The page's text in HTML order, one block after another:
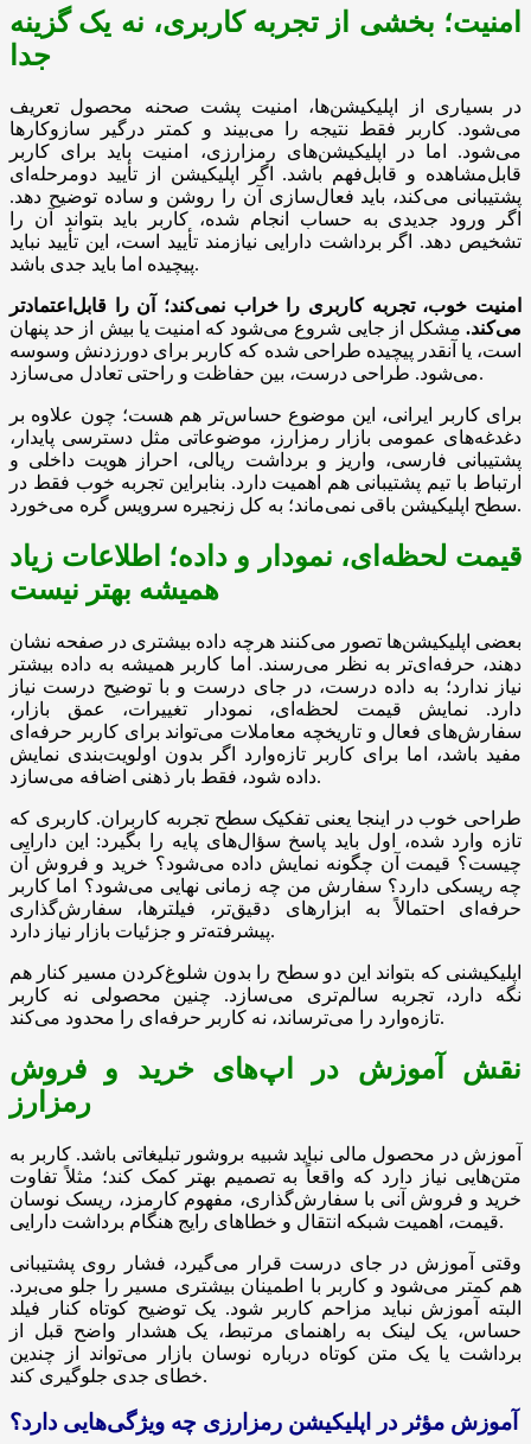
امنیت؛ بخشی از تجربه کاربری، نه یک گزینه
جدا
در بسیاری از اپلیکیشن‌ها، امنیت پشت صحنه محصول تعریف
می‌شود. کاربر فقط نتیجه را می‌بیند و کمتر درگیر سازوکارها
می‌شود. اما در اپلیکیشن‌های رمزارزی، امنیت باید برای کاربر
قابل‌مشاهده و قابل‌فهم باشد. اگر اپلیکیشن از تأیید دومرحله‌ای
پشتیبانی می‌کند، باید فعال‌سازی آن را روشن و ساده توضیح دهد.
اگر ورود جدیدی به حساب انجام شده، کاربر باید بتواند آن را
تشخیص دهد. اگر برداشت دارایی نیازمند تأیید است، این تأیید نباید
پیچیده اما باید جدی باشد.
امنیت خوب، تجربه کاربری را خراب نمی‌کند؛ آن را قابل‌اعتمادتر
می‌کند. مشکل از جایی شروع می‌شود که امنیت یا بیش از حد پنهان
است، یا آنقدر پیچیده طراحی شده که کاربر برای دورزدنش وسوسه
می‌شود. طراحی درست، بین حفاظت و راحتی تعادل می‌سازد.
برای کاربر ایرانی، این موضوع حساس‌تر هم هست؛ چون علاوه بر
دغدغه‌های عمومی بازار رمزارز، موضوعاتی مثل دسترسی پایدار،
پشتیبانی فارسی، واریز و برداشت ریالی، احراز هویت داخلی و
ارتباط با تیم پشتیبانی هم اهمیت دارد. بنابراین تجربه خوب فقط در
سطح اپلیکیشن باقی نمی‌ماند؛ به کل زنجیره سرویس گره می‌خورد.
قیمت لحظه‌ای، نمودار و داده؛ اطلاعات زیاد
همیشه بهتر نیست
بعضی اپلیکیشن‌ها تصور می‌کنند هرچه داده بیشتری در صفحه نشان
دهند، حرفه‌ای‌تر به نظر می‌رسند. اما کاربر همیشه به داده بیشتر
نیاز ندارد؛ به داده درست، در جای درست و با توضیح درست نیاز
دارد. نمایش قیمت لحظه‌ای، نمودار تغییرات، عمق بازار،
سفارش‌های فعال و تاریخچه معاملات می‌تواند برای کاربر حرفه‌ای
مفید باشد، اما برای کاربر تازه‌وارد اگر بدون اولویت‌بندی نمایش
داده شود، فقط بار ذهنی اضافه می‌سازد.
طراحی خوب در اینجا یعنی تفکیک سطح تجربه کاربران. کاربری که
تازه وارد شده، اول باید پاسخ سؤال‌های پایه را بگیرد: این دارایی
چیست؟ قیمت آن چگونه نمایش داده می‌شود؟ خرید و فروش آن
چه ریسکی دارد؟ سفارش من چه زمانی نهایی می‌شود؟ اما کاربر
حرفه‌ای احتمالاً به ابزارهای دقیق‌تر، فیلترها، سفارش‌گذاری
پیشرفته‌تر و جزئیات بازار نیاز دارد.
اپلیکیشنی که بتواند این دو سطح را بدون شلوغ‌کردن مسیر کنار هم
نگه دارد، تجربه سالم‌تری می‌سازد. چنین محصولی نه کاربر
تازه‌وارد را می‌ترساند، نه کاربر حرفه‌ای را محدود می‌کند.
نقش آموزش در اپ‌های خرید و فروش
رمزارز
آموزش در محصول مالی نباید شبیه بروشور تبلیغاتی باشد. کاربر به
متن‌هایی نیاز دارد که واقعاً به تصمیم بهتر کمک کند؛ مثلاً تفاوت
خرید و فروش آنی با سفارش‌گذاری، مفهوم کارمزد، ریسک نوسان
قیمت، اهمیت شبکه انتقال و خطاهای رایج هنگام برداشت دارایی.
وقتی آموزش در جای درست قرار می‌گیرد، فشار روی پشتیبانی
هم کمتر می‌شود و کاربر با اطمینان بیشتری مسیر را جلو می‌برد.
البته آموزش نباید مزاحم کاربر شود. یک توضیح کوتاه کنار فیلد
حساس، یک لینک به راهنمای مرتبط، یک هشدار واضح قبل از
برداشت یا یک متن کوتاه درباره نوسان بازار می‌تواند از چندین
خطای جدی جلوگیری کند.
آموزش مؤثر در اپلیکیشن رمزارزی چه ویژگی‌هایی دارد؟